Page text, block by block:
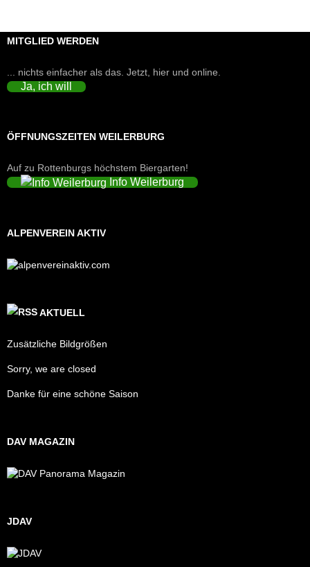
MITGLIED WERDEN
... nichts einfacher als das. Jetzt, hier und online.
Ja, ich will
ÖFFNUNGSZEITEN WEILERBURG
Auf zu Rottenburgs höchstem Biergarten!
Info Weilerburg
ALPENVEREIN AKTIV
AKTUELL
Zusätzliche Bildgrößen
Sorry, we are closed
Danke für eine schöne Saison
DAV MAGAZIN
JDAV